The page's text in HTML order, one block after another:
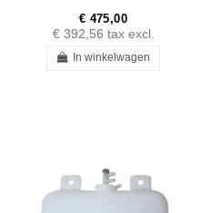
€ 475,00
€ 392,56 tax excl.
In winkelwagen